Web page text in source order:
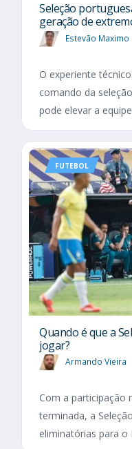
Seleção
geração de
Estevão Maximo
O experiente
comando da
pode elevar a
FUTEBOL
Quando é que a
jogar?
Armando Vieira
Com a participação
terminada, a
eliminatórias para o